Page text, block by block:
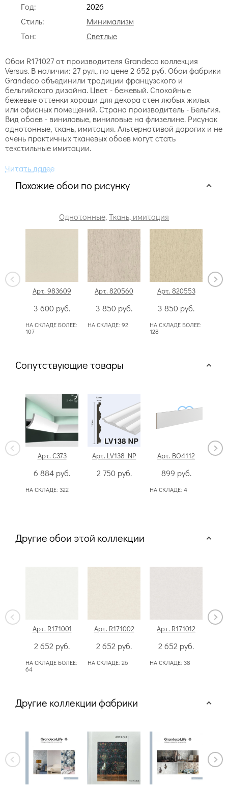
Год:
2026
Стиль:
Минимализм
Тон:
Светлые
Обои R171027 от производителя Grandeco коллекция
Versus. В наличии: 27 рул., по цене 2 652 руб. Обои фабрики
Grandeco объединили традиции французского и
бельгийского дизайна. Цвет - бежевый. Спокойные
бежевые оттенки хороши для декора стен любых жилых
или офисных помещений. Страна производитель - Бельгия.
Вид обоев - виниловые, виниловые на флизелине. Рисунок
однотонные, ткань, имитация. Альтернативой дорогих и не
очень практичных тканевых обоев могут стать
текстильные имитации.
Похожие обои по рисунку
Однотонные,Ткань, имитация
Арт. 983609
3 600 руб.
НА СКЛАДЕ БОЛЕЕ:
107
Арт. 820560
3 850 руб.
НА СКЛАДЕ: 92
Арт. 820553
3 850 руб.
НА СКЛАДЕ БОЛЕЕ:
128
Сопутствующие товары
Арт. C373
6 884 руб.
НА СКЛАДЕ: 322
Арт. LV138 NP
2 750 руб.
Арт. BO4112
899 руб.
НА СКЛАДЕ: 4
Другие обои этой коллекции
Арт. R171001
2 652 руб.
НА СКЛАДЕ БОЛЕЕ:
64
Арт. R171002
2 652 руб.
НА СКЛАДЕ: 26
Арт. R171012
2 652 руб.
НА СКЛАДЕ: 38
Другие коллекции фабрики